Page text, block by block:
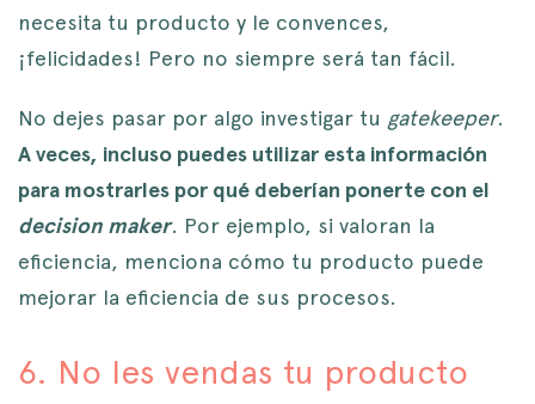
necesita tu producto y le convences,
¡felicidades! Pero no siempre será tan fácil.
No dejes pasar por algo investigar tu gatekeeper.
A veces, incluso puedes utilizar esta información
para mostrarles por qué deberían ponerte con el
decision maker. Por ejemplo, si valoran la
eficiencia, menciona cómo tu producto puede
mejorar la eficiencia de sus procesos.
6. No les vendas tu producto